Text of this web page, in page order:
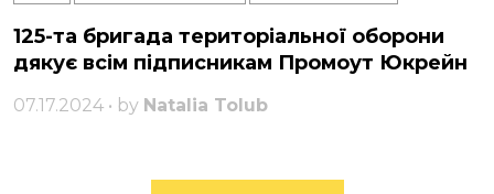
125-та бригада територіальної оборони
дякує всім підписникам Промоут Юкрейн
07.17.2024 • by Natalia Tolub